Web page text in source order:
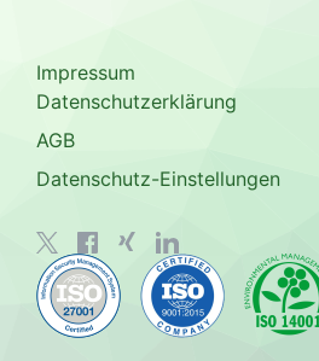
Impressum
Datenschutzerklärung
AGB
Datenschutz-Einstellungen